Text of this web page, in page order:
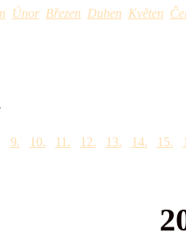
Únor Březen Duben Květen
9. 10. 11. 12. 13. 14. 15.